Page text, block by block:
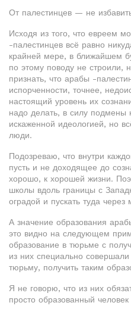
От палестинцев — не
Исходя из того, что евреем
-палестинцев всё равно
крайней мере, в ближайшем
по этому поводу не строили,
признать, что арабы -
испорченности, точнее,
настоящий уровень их
надо делать, в силу подмены
искаженной идеологией, но
люди.
Подозреваю, что внутри
пусть и не доходящее до
хорошо, к хорошей жизни.
школы вдоль границы с
оградой и пускать туда через
А значение образования
это видно на следующем
образование в тюрьме с
из них специально
тюрьму, получить таким
Я не говорю, что из них
просто образованный